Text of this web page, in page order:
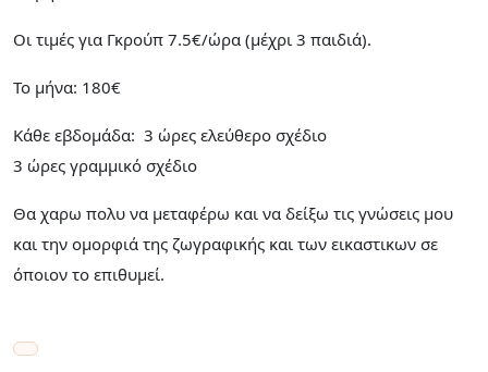
Οι τιμές για Γκρούπ 7.5€/ώρα (μέχρι 3 παιδιά).
Το μήνα: 180€
Κάθε εβδομάδα: 3 ώρες ελεύθερο σχέδιο
3 ώρες γραμμικό σχέδιο
Θα χαρω πολυ να μεταφέρω και να δείξω τις γνώσεις μου
και την ομορφιά της ζωγραφικής και των εικαστικων σε
όποιον το επιθυμεί.